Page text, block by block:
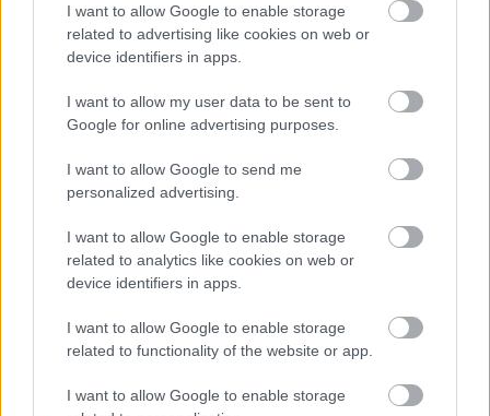
I want to allow Google to enable storage
related to advertising like cookies on web or
device identifiers in apps.
I want to allow my user data to be sent to
Google for online advertising purposes.
I want to allow Google to send me
personalized advertising.
I want to allow Google to enable storage
related to analytics like cookies on web or
device identifiers in apps.
I want to allow Google to enable storage
related to functionality of the website or app.
I want to allow Google to enable storage
kialakítása. A mai világban azonban már nem csak a
klasszikus sajtótermékek, hanem a webes
véleményformálók is legalább olyan fontosak a pr-